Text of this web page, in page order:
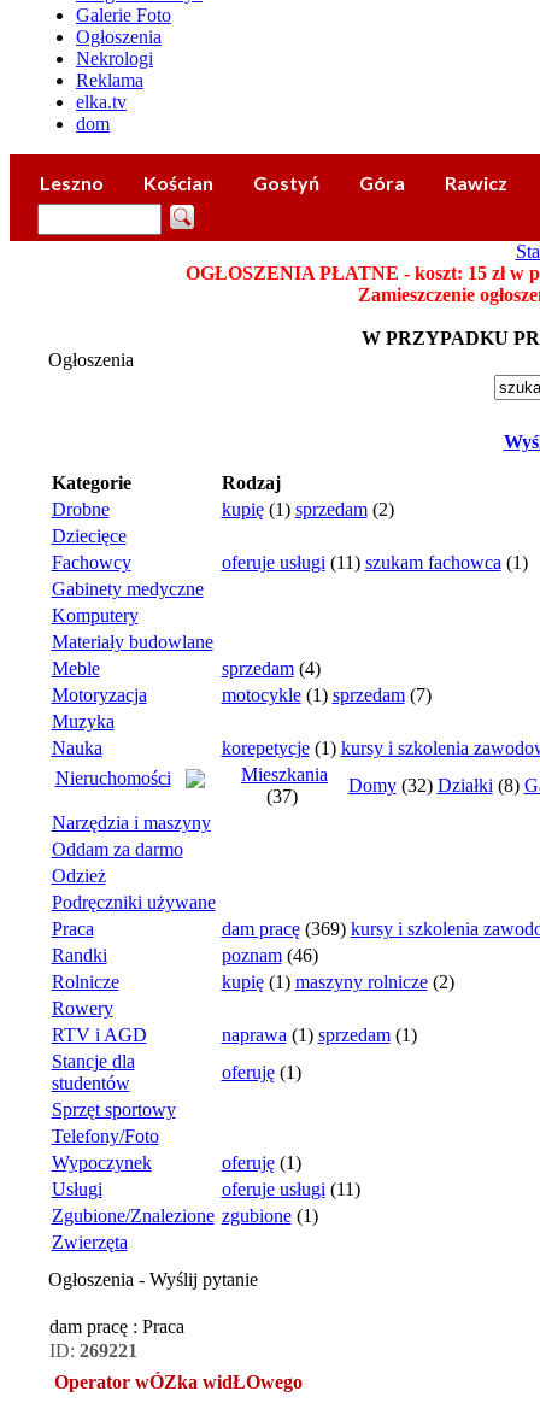
Galerie Foto
Ogłoszenia
Nekrologi
Reklama
elka.tv
dom
Leszno Kościan Gostyń Góra Rawicz
OGŁOSZENIA PŁATNE - koszt: 15 zł w
Zamieszczenie
W PRZYPADKU
Ogłoszenia
Kategorie
Rodzaj
Drobne
kupię(1) sprzedam(2)
Dziecięce
Fachowcy
oferuje usługi (11) szukam fachowca (1)
Gabinety medyczne
Komputery
Materiały budowlane
Meble
sprzedam(4)
Motoryzacja
motocykle(1) sprzedam(7)
Muzyka
Nauka
korepetycje(1) kursy i szkolenia
Nieruchomości
Mieszkania
(37)
Domy(32) Działki (8)
Narzędzia i maszyny
Oddam za darmo
Odzież
Podręczniki używane
Praca
dam pracę(369) kursy i szkolenia
Randki
poznam(46)
Rolnicze
kupię(1) maszyny rolnicze(2)
Rowery
RTV i AGD
naprawa (1) sprzedam(1)
Stancje dla
studentów
oferuję(1)
Sprzęt sportowy
Telefony/Foto
Wypoczynek
oferuję(1)
Usługi
oferuje usługi (11)
Zgubione/Znalezione zgubione(1)
Zwierzęta
Ogłoszenia - Wyślij pytanie
dam pracę : Praca
ID: 269221
Operator wÓZka widŁOwego